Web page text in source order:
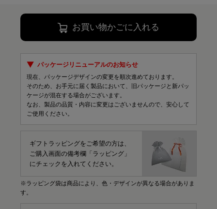
お買い物かごに入れる
パッケージリニューアルのお知らせ
現在、パッケージデザインの変更を順次進めております。
そのため、お手元に届く製品において、旧パッケージと新パッ
ケージが混在する場合がございます。
なお、製品の品質・内容に変更はございませんので、安心して
ご使用ください。
ギフトラッピングをご希望の方は、
ご購入画面の備考欄「ラッピング」
にチェックを入れてください。
※ラッピング袋は商品により、色・デザインが異なる場合がありま
す。